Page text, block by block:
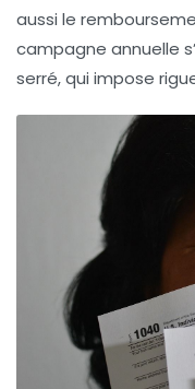
aussi le
campagne annuelle
serré, qui impose